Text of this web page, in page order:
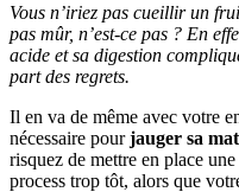
Vous n’iriez pas cueillir un
pas mûr, n’est-ce pas ? En
acide et sa digestion
part des regrets.
Il en va de même avec votre
nécessaire pourjauger sa
risquez de mettre en place
process trop tôt, alors que